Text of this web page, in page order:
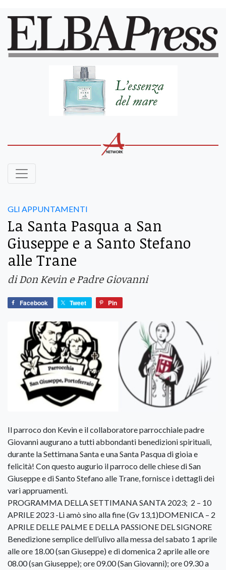
GLI APPUNTAMENTI
La Santa Pasqua a San
Giuseppe e a Santo Stefano
alle Trane
di Don Kevin e Padre Giovanni
Facebook Tweet Pin
Il parroco don Kevin e il collaboratore parrocchiale padre
Giovanni augurano a tutti abbondanti benedizioni spirituali,
durante la Settimana Santa e una Santa Pasqua di gioia e
felicità! Con questo augurio il parroco delle chiese di San
Giuseppe e di Santo Stefano alle Trane, fornisce i dettagli dei
vari appruamenti.
PROGRAMMA DELLA SETTIMANA SANTA 2023; 2 – 10
APRILE 2023 -Li amò sino alla fine (Gv 13,1)​DOMENICA – 2
APRILE DELLE PALME E DELLA PASSIONE DEL SIGNORE
Benedizione semplice dell’ulivo alla messa del sabato 1 aprile
alle ore 18.00 (san Giuseppe) e di domenica 2 aprile alle ore
08.00 (san Giuseppe); ore 09.00 (San Giovanni); ore 09.30 a